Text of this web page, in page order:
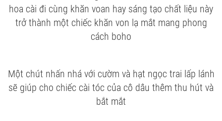
hoa cài đi cùng khăn voan hay sáng tạo chất liệu này
trở thành một chiếc khăn von lạ mắt mang phong
cách boho
Một chút nhấn nhá với cườm và hạt ngọc trai lấp lánh
sẽ giúp cho chiếc cài tóc của cô dâu thêm thu hút và
bắt mắt